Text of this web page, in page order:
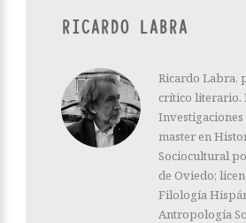
RICARDO LABRA
Ricardo Labra,
crítico literario.
master en
Sociocultural
de Oviedo;
Filología
Antropología